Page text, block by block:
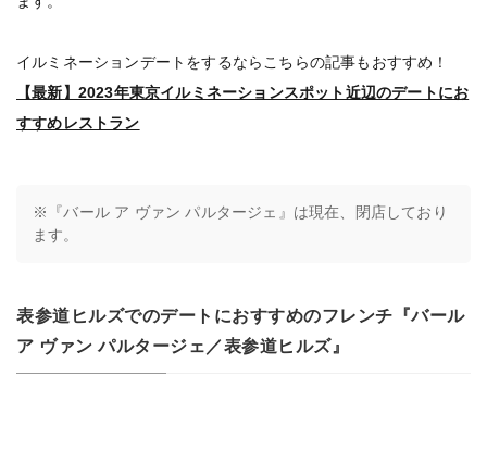
イルミネーションデートをするならこちらの記事もおすすめ！
【最新】2023年東京イルミネーションスポット近辺のデートにお
すすめレストラン
※『バール ア ヴァン パルタージェ』は現在、閉店しており
ます。
表参道ヒルズでのデートにおすすめのフレンチ『バール
ア ヴァン パルタージェ／表参道ヒルズ』